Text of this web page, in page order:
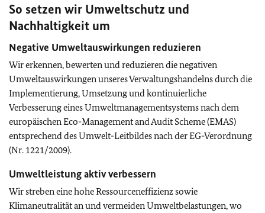
So setzen wir Umweltschutz und
Nachhaltigkeit um
Negative Umweltauswirkungen reduzieren
Wir erkennen, bewerten und reduzieren die negativen
Umweltauswirkungen unseres Verwaltungshandelns durch die
Implementierung, Umsetzung und kontinuierliche
Verbesserung eines Umweltmanagementsystems nach dem
europäischen Eco-Management and Audit Scheme (EMAS)
entsprechend des Umwelt-Leitbildes nach der EG-Verordnung
(Nr. 1221/2009).
Umweltleistung aktiv verbessern
Wir streben eine hohe Ressourceneffizienz sowie
Klimaneutralität an und vermeiden Umweltbelastungen, wo